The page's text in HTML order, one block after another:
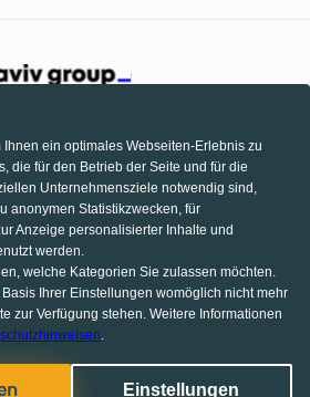
Facebook
Pinterest
Instagram
ein optimales Webseiten-Erlebnis zu
die für den Betrieb der Seite und für die
Unternehmensziele notwendig sind,
anonymen Statistikzwecken, für
Anzeige personalisierter Inhalte und
werden.
welche Kategorien Sie zulassen möchten.
Ihrer Einstellungen womöglich nicht mehr
zur Verfügung stehen. Weitere Informationen
.
Einstellungen